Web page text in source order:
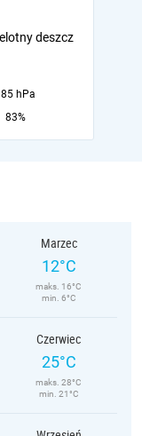
deszcz
hPa
83%
Marzec
12°C
maks. 16°C
min. 6°C
Czerwiec
25°C
maks. 28°C
min. 21°C